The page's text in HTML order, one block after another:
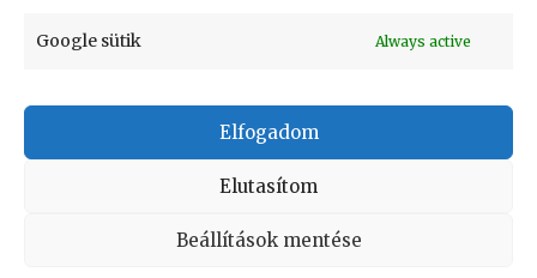
Google sütik Always active
Elfogadom
Elutasítom
Beállítások mentése
Impresszum
Adatvédelmi tájékoztató
Vissza a lap tetejére